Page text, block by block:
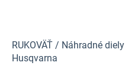
RUKOVÄŤ / Náhradné diely
Husqvarna